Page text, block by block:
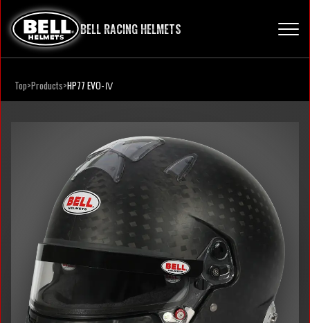
BELL RACING HELMETS
Top Products HP77 EVO-Ⅳ